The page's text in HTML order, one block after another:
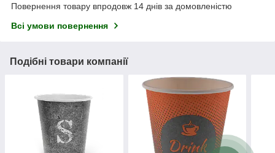
Повернення товару впродовж 14 днів за домовленістю
Всі умови повернення
Подібні товари компанії